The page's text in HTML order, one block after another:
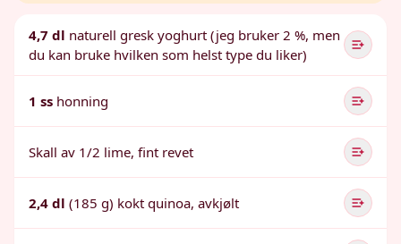
4,7 dl naturell gresk yoghurt (jeg bruker 2 %, men
du kan bruke hvilken som helst type du liker)
1 ss honning
Skall av 1/2 lime, fint revet
2,4 dl (185 g) kokt quinoa, avkjølt